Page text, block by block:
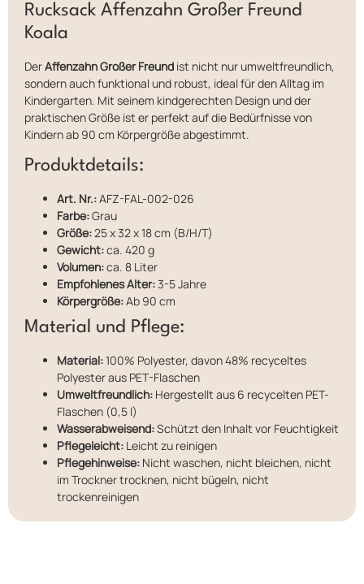
Rucksack Affenzahn Großer Freund
Koala
DerAffenzahn Großer Freund ist nicht nur umweltfreundlich,
sondern auch funktional und robust, ideal für den Alltag im
Kindergarten. Mit seinem kindgerechten Design und der
praktischen Größe ist er perfekt auf die Bedürfnisse von
Kindern ab 90 cm Körpergröße abgestimmt.
Produktdetails:
Art. Nr.:AFZ-FAL-002-026
Farbe:Grau
Größe:25 x 32 x 18 cm (B/H/T)
Gewicht:ca. 420 g
Volumen:ca. 8 Liter
Empfohlenes Alter:3-5 Jahre
Körpergröße:Ab 90 cm
Material und Pflege:
Material:100% Polyester, davon 48% recyceltes
Polyester aus PET-Flaschen
Umweltfreundlich: Hergestellt aus 6 recycelten PET-
Flaschen (0,5 l)
Wasserabweisend:Schützt den Inhalt vor Feuchtigkeit
Pflegeleicht: Leicht zu reinigen
Pflegehinweise: Nicht waschen, nicht bleichen, nicht
im Trockner trocknen, nicht bügeln, nicht
trockenreinigen